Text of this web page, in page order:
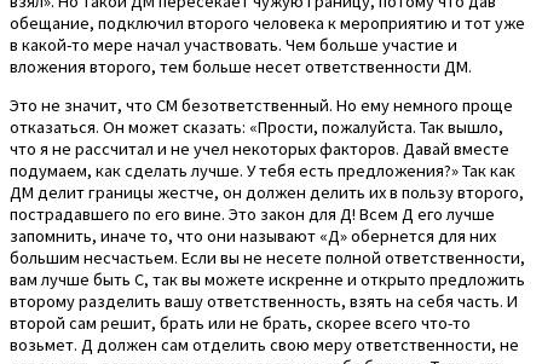
обещание, подключил второго человека к мероприятию и тот уже
в какой-то мере начал участвовать. Чем больше участие и
вложения второго, тем больше несет ответственности ДМ.
Это не значит, что СМ безответственный. Но ему немного проще
отказаться. Он может сказать: «Прости, пожалуйста. Так вышло,
что я не рассчитал и не учел некоторых факторов. Давай вместе
подумаем, как сделать лучше. У тебя есть предложения?» Так как
ДМ делит границы жестче, он должен делить их в пользу второго,
пострадавшего по его вине. Это закон для Д! Всем Д его лучше
запомнить, иначе то, что они называют «Д» обернется для них
большим несчастьем. Если вы не несете полной ответственности,
вам лучше быть С, так вы можете искренне и открыто предложить
второму разделить вашу ответственность, взять на себя часть. И
второй сам решит, брать или не брать, скорее всего что-то
возьмет. Д должен сам отделить свою меру ответственности, не